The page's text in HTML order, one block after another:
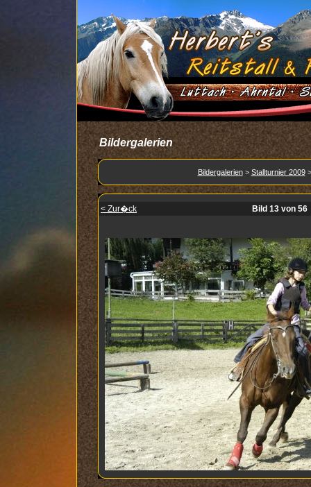
Bildergalerien
Bildergalerien> Stallturnier 2009
< Zur�ck Bild 13 von 56